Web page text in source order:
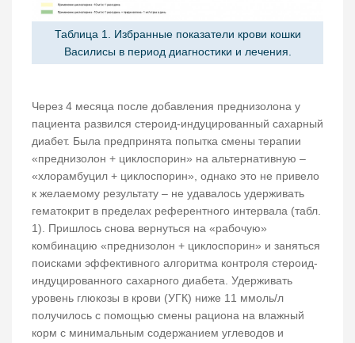
Таблица 1. Избранные показатели крови кошки
Василисы в период диагностики и лечения.
Через 4 месяца после добавления преднизолона у
пациента развился стероид-индуцированный сахарный
диабет. Была предпринята попытка смены терапии
«преднизолон + циклоспорин» на альтернативную –
«хлорамбуцил + циклоспорин», однако это не привело
к желаемому результату – не удавалось удерживать
гематокрит в пределах референтного интервала (табл.
1). Пришлось снова вернуться на «рабочую»
комбинацию «преднизолон + циклоспорин» и заняться
поисками эффективного алгоритма контроля стероид-
индуцированного сахарного диабета. Удерживать
уровень глюкозы в крови (УГК) ниже 11 ммоль/л
получилось с помощью смены рациона на влажный
корм с минимальным содержанием углеводов и